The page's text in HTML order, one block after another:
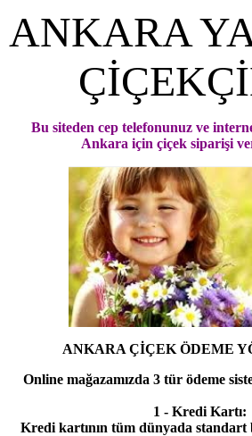
ANKARA
Bu siteden cep telefonunuz ve
Ankara için çiçek siparişi
ANKARA ÇİÇEK ÖDEME
Online mağazamızda 3 tür ödeme
1 - Kredi Kartı:
Kredi kartının tüm dünyada standart